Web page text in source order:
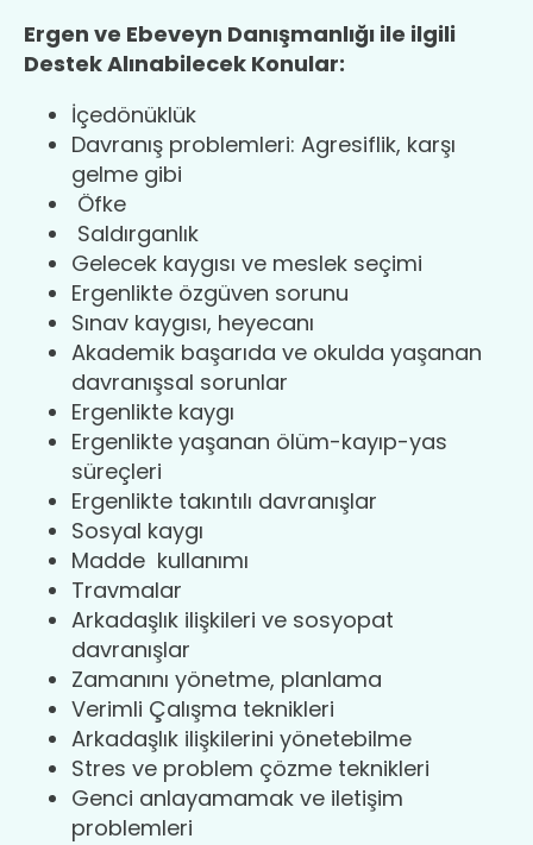
Ergen ve Ebeveyn Danışmanlığı ile ilgili
Destek Alınabilecek Konular:
İçedönüklük
Davranış problemleri: Agresiflik, karşı
gelme gibi
Öfke
Saldırganlık
Gelecek kaygısı ve meslek seçimi
Ergenlikte özgüven sorunu
Sınav kaygısı, heyecanı
Akademik başarıda ve okulda yaşanan
davranışsal sorunlar
Ergenlikte kaygı
Ergenlikte yaşanan ölüm-kayıp-yas
süreçleri
Ergenlikte takıntılı davranışlar
Sosyal kaygı
Madde kullanımı
Travmalar
Arkadaşlık ilişkileri ve sosyopat
davranışlar
Zamanını yönetme, planlama
Verimli Çalışma teknikleri
Arkadaşlık ilişkilerini yönetebilme
Stres ve problem çözme teknikleri
Genci anlayamamak ve iletişim
problemleri